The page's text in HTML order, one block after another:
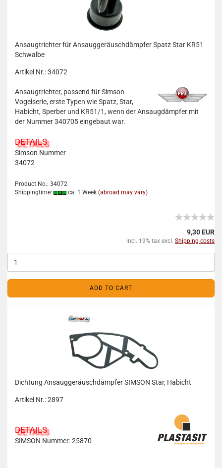
Ansaugtrichter für Ansauggeräuschdämpfer Spatz Star KR51
Schwalbe
Artikel Nr.: 34072
Ansaugtrichter, passend für Simson
Vogelserie, erste Typen wie Spatz, Star,
Habicht, Sperber und KR51/1, wenn der Ansaugdämpfer mit
der Nummer 340705 eingebaut war.
DETAILS
Simson Nummer
34072
Product No.: 34072
Shippingtime:
ca. 1 Week (abroad may vary)
9,30 EUR
incl. 19% tax excl. Shipping costs
ADD TO CART
Dichtung Ansauggeräuschdämpfer SIMSON Star, Habicht
Artikel Nr.: 2897
DETAILS
SIMSON Nummer: 25870